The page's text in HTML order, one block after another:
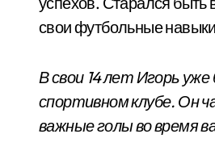
свои футбольные
В свои 14 лет Игорь
спортивном клубе. Он
важные голы во время